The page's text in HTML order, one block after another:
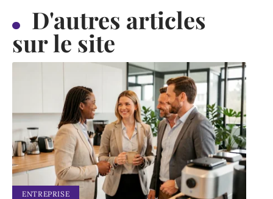
D'autres articles
sur le site
ENTREPRISE